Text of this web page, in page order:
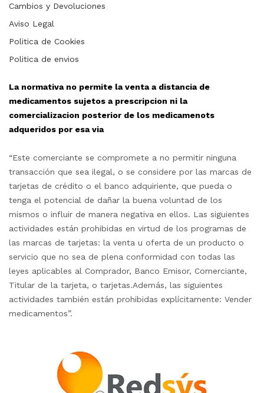
Cambios y Devoluciones
Aviso Legal
Politica de Cookies
Politica de envios
La normativa no permite la venta a distancia de
medicamentos sujetos a prescripcion ni la
comercializacion posterior de los medicamenots
adqueridos por esa via
“Este comerciante se compromete a no permitir ninguna
transacción que sea ilegal, o se considere por las marcas de
tarjetas de crédito o el banco adquiriente, que pueda o
tenga el potencial de dañar la buena voluntad de los
mismos o influir de manera negativa en ellos. Las siguientes
actividades están prohibidas en virtud de los programas de
las marcas de tarjetas: la venta u oferta de un producto o
servicio que no sea de plena conformidad con todas las
leyes aplicables al Comprador, Banco Emisor, Comerciante,
Titular de la tarjeta, o tarjetas.Además, las siguientes
actividades también están prohibidas explícitamente: Vender
medicamentos”.